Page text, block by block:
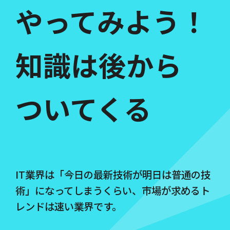
やってみよう！
知識は後から
ついてくる
IT業界は「今日の最新技術が明日は普通の技
術」になってしまうくらい、市場が求めるト
レンドは速い業界です。